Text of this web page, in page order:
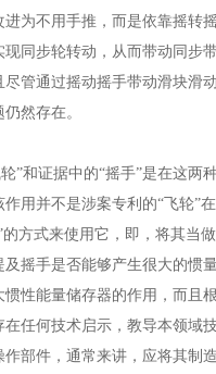
进为不用手推，而是依靠摇
同步轮转动，从而带动同步
管通过摇动摇手带动滑块滑
然存在。
证据中的“摇手”是在这两
用并不是涉案专利的“飞轮”
方式来使用它，即，将其当
摇手是否能够产生很大的惯
性能量储存器的作用，而且
任何技术启示，教导本领域
部件，通常来讲，应将其制